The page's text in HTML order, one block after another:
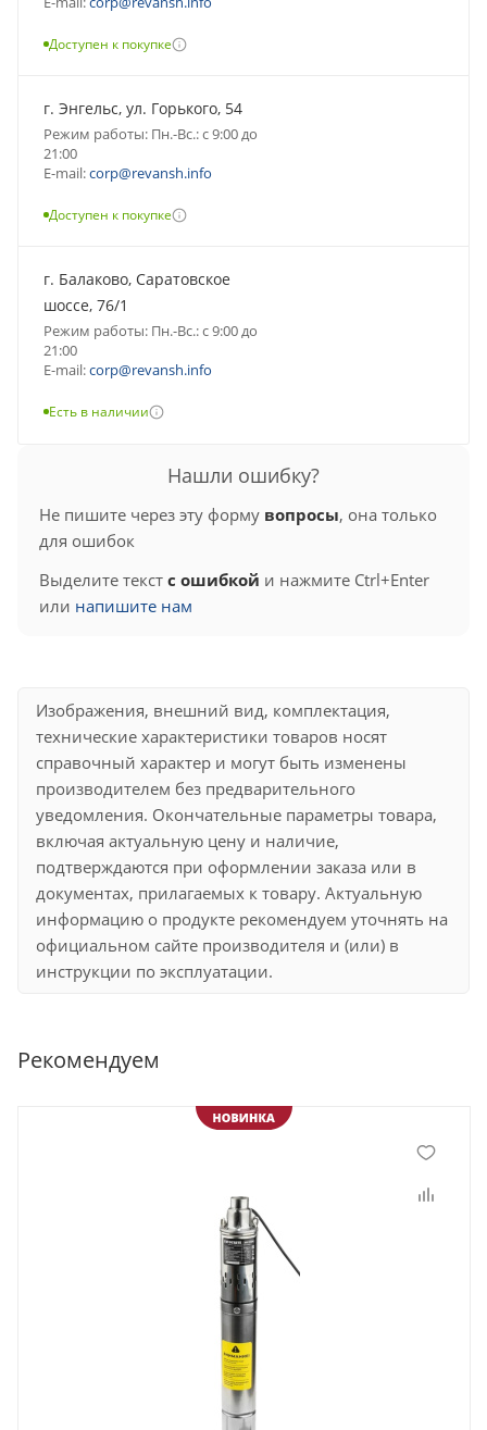
Доступен к покупке
г. Энгельс, ул. Горького, 54
Режим работы: Пн.-Вс.: с 9:00 до
21:00
E-mail:corp@revansh.info
Доступен к покупке
г. Балаково, Саратовское
шоссе, 76/1
Режим работы: Пн.-Вс.: с 9:00 до
21:00
E-mail:corp@revansh.info
Есть в наличии
Нашли ошибку?
Не пишите через эту форму вопросы, она только
для ошибок
Выделите текст с ошибкой и нажмите Ctrl+Enter
или напишите нам
Изображения, внешний вид, комплектация,
технические характеристики товаров носят
справочный характер и могут быть изменены
производителем без предварительного
уведомления. Окончательные параметры товара,
включая актуальную цену и наличие,
подтверждаются при оформлении заказа или в
документах, прилагаемых к товару. Актуальную
информацию о продукте рекомендуем уточнять на
официальном сайте производителя и (или) в
инструкции по эксплуатации.
Рекомендуем